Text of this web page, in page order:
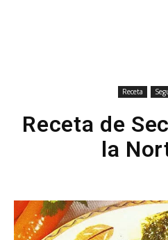
Receta
Receta de
la